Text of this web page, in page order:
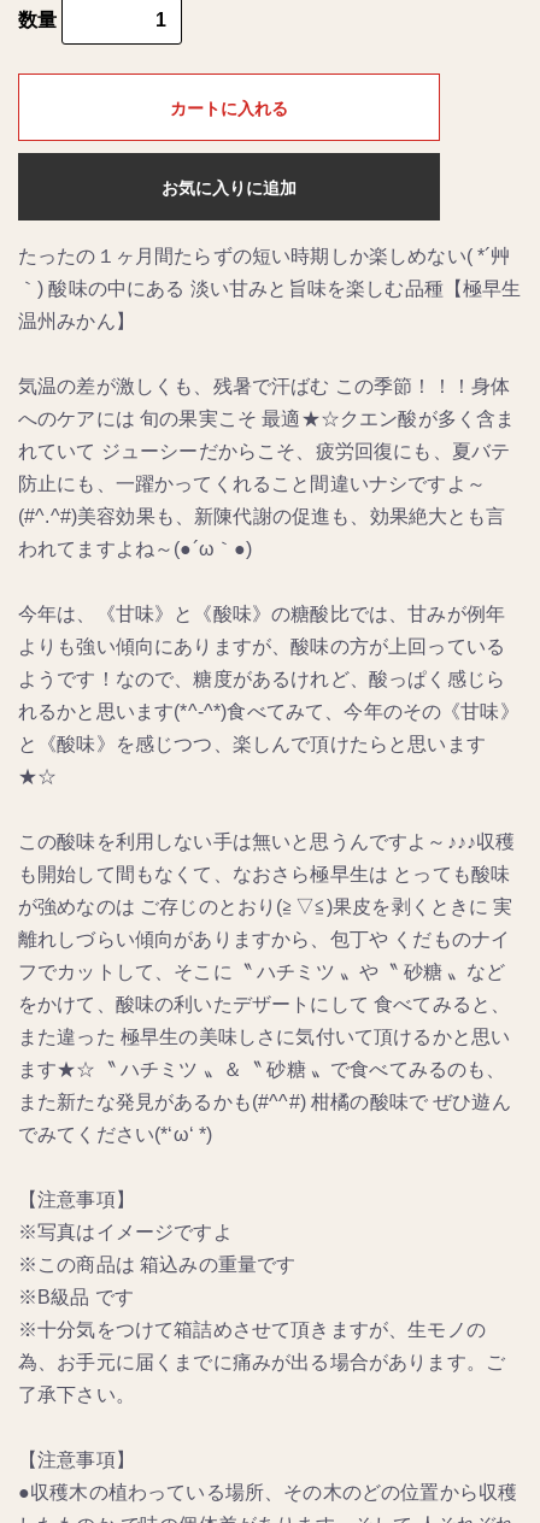
数量
カートに入れる
お気に入りに追加
たったの１ヶ月間たらずの短い時期しか楽しめない( *´艸
｀) 酸味の中にある 淡い甘みと旨味を楽しむ品種【極早生
温州みかん】
気温の差が激しくも、残暑で汗ばむ この季節！！！身体
へのケアには 旬の果実こそ 最適★☆クエン酸が多く含ま
れていて ジューシーだからこそ、疲労回復にも、夏バテ
防止にも、一躍かってくれること間違いナシですよ～
(#^.^#)美容効果も、新陳代謝の促進も、効果絶大とも言
われてますよね～(●´ω｀●)
今年は、《甘味》と《酸味》の糖酸比では、甘みが例年
よりも強い傾向にありますが、酸味の方が上回っている
ようです！なので、糖度があるけれど、酸っぱく感じら
れるかと思います(*^-^*)食べてみて、今年のその《甘味》
と《酸味》を感じつつ、楽しんで頂けたらと思います
★☆
この酸味を利用しない手は無いと思うんですよ～♪♪♪収穫
も開始して間もなくて、なおさら極早生は とっても酸味
が強めなのは ご存じのとおり(≧▽≦)果皮を剥くときに 実
離れしづらい傾向がありますから、包丁や くだものナイ
フでカットして、そこに〝 ハチミツ 〟や〝 砂糖 〟など
をかけて、酸味の利いたデザートにして 食べてみると、
また違った 極早生の美味しさに気付いて頂けるかと思い
ます★☆〝 ハチミツ 〟＆〝 砂糖 〟で食べてみるのも、
また新たな発見があるかも(#^^#) 柑橘の酸味で ぜひ遊ん
でみてください(*‘ω‘ *)
【注意事項】
※写真はイメージですよ
※この商品は 箱込みの重量です
※B級品 です
※十分気をつけて箱詰めさせて頂きますが、生モノの
為、お手元に届くまでに痛みが出る場合があります。ご
了承下さい。
【注意事項】
●収穫木の植わっている場所、その木のどの位置から収穫